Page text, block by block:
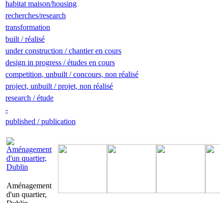
habitat maison/housing
recherches/research
transformation
built / réalisé
under construction / chantier en cours
design in progress / études en cours
competition, unbuilt / concours, non réalisé
project, unbuilt / projet, non réalisé
research / étude
-
published / publication
Aménagement
d'un quartier,